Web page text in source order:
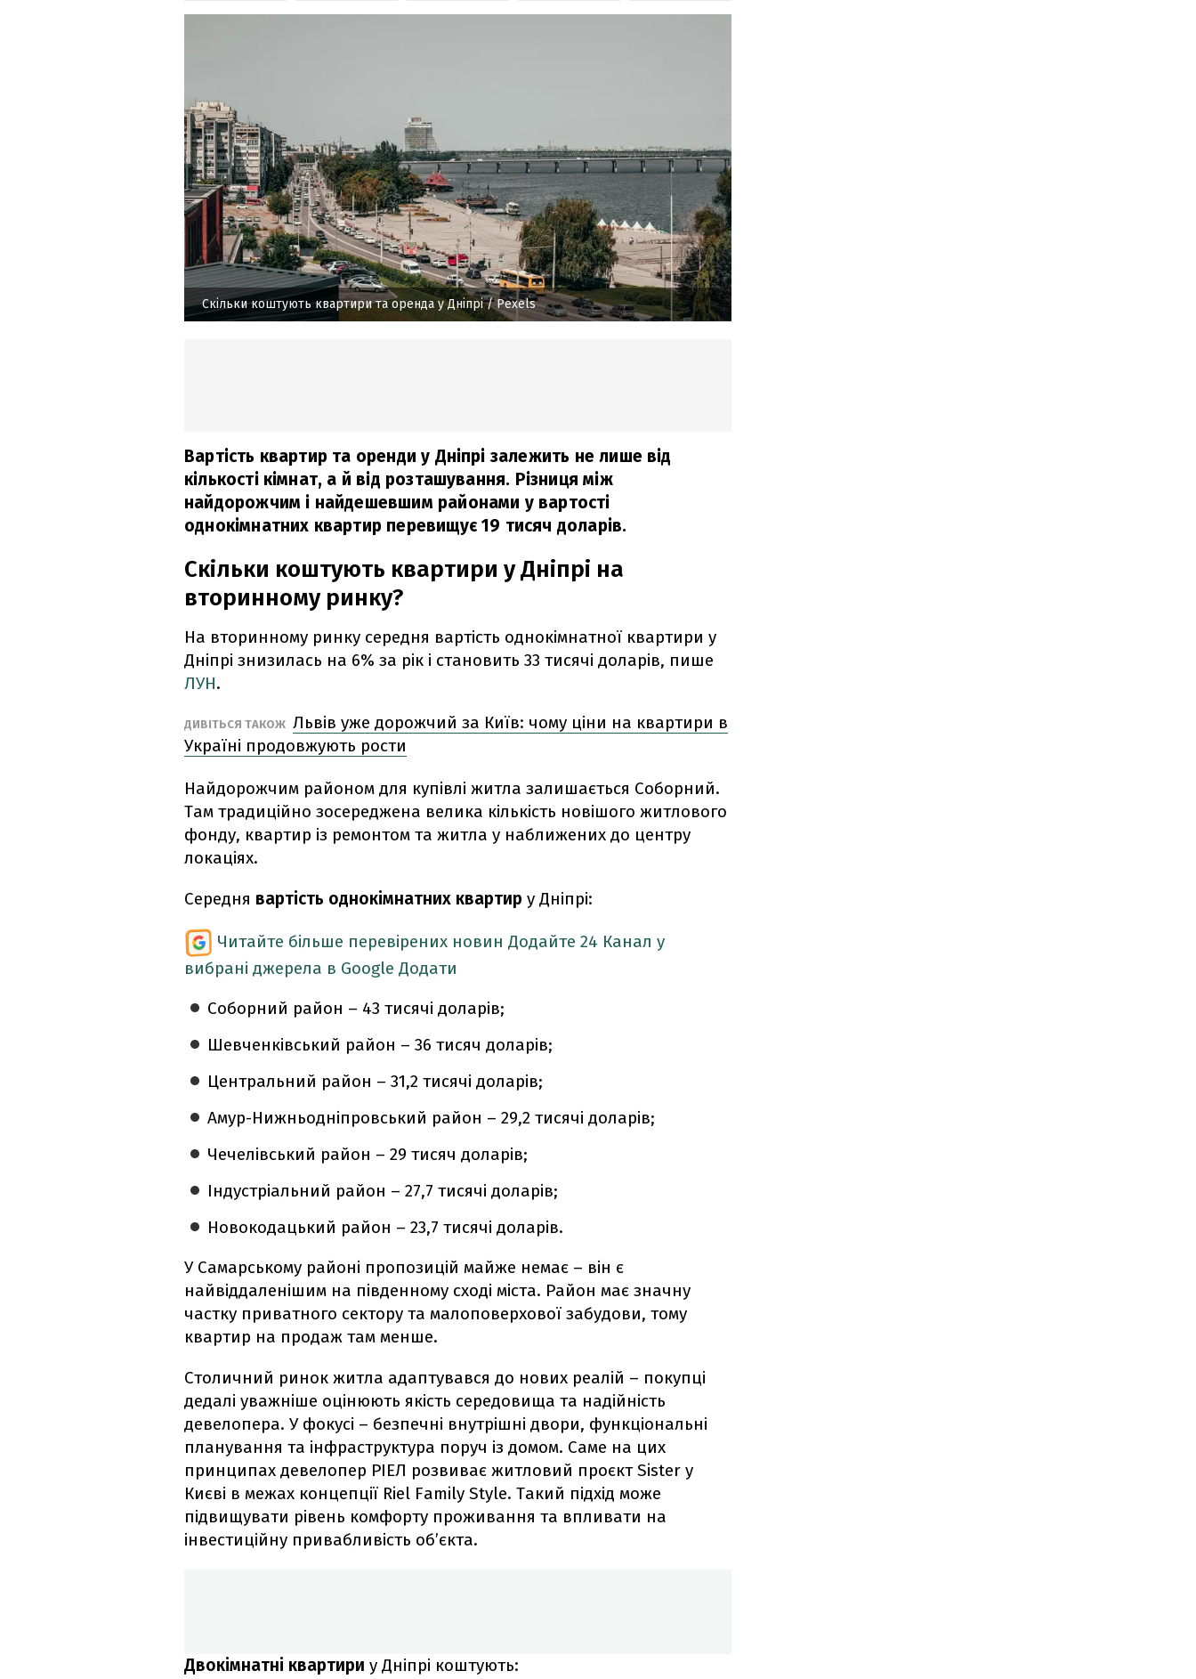
Скільки коштують квартири та оренда у Дніпрі/ Pexels
Вартість квартир та оренди у Дніпрі залежить не лише від
кількості кімнат, а й від розташування. Різниця між
найдорожчим і найдешевшим районами у вартості
однокімнатних квартир перевищує 19 тисяч доларів.
Скільки коштують квартири у Дніпрі на
вторинному ринку?
На вторинному ринку середня вартість однокімнатної квартири у
Дніпрі знизилась на 6% за рік і становить 33 тисячі доларів, пише
ЛУН.
ДИВІТЬСЯ ТАКОЖ Львів уже дорожчий за Київ: чому ціни на квартири в
Україні продовжують рости
Найдорожчим районом для купівлі житла залишається Соборний.
Там традиційно зосереджена велика кількість новішого житлового
фонду, квартир із ремонтом та житла у наближених до центру
локаціях.
Середня вартість однокімнатних квартир у Дніпрі:
Читайте більше перевірених новин Додайте 24 Канал у
вибрані джерела в Google Додати
Соборний район – 43 тисячі доларів;
Шевченківський район – 36 тисяч доларів;
Центральний район – 31,2 тисячі доларів;
Амур-Нижньодніпровський район – 29,2 тисячі доларів;
Чечелівський район – 29 тисяч доларів;
Індустріальний район – 27,7 тисячі доларів;
Новокодацький район – 23,7 тисячі доларів.
У Самарському районі пропозицій майже немає – він є
найвіддаленішим на південному сході міста. Район має значну
частку приватного сектору та малоповерхової забудови, тому
квартир на продаж там менше.
Столичний ринок житла адаптувався до нових реалій – покупці
дедалі уважніше оцінюють якість середовища та надійність
девелопера. У фокусі – безпечні внутрішні двори, функціональні
планування та інфраструктура поруч із домом. Саме на цих
принципах девелопер РІЕЛ розвиває житловий проєкт Sister у
Києві в межах концепції Riel Family Style. Такий підхід може
підвищувати рівень комфорту проживання та впливати на
інвестиційну привабливість об’єкта.
Двокімнатні квартири у Дніпрі коштують: